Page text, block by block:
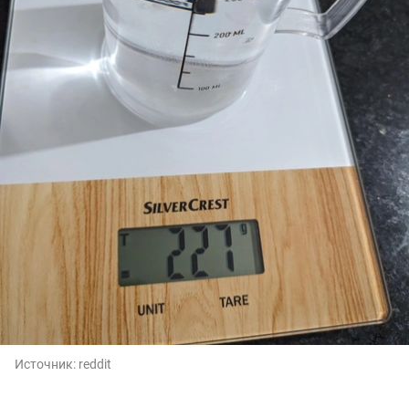
Источник: reddit